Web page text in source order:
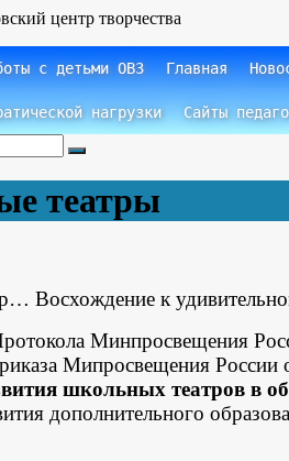
Главная
с детьми ОВЗ
нагрузки Сайты
театры
Восхождение к
Минпросвещения
Мипросвещения России
школьных театров в
дополнительного